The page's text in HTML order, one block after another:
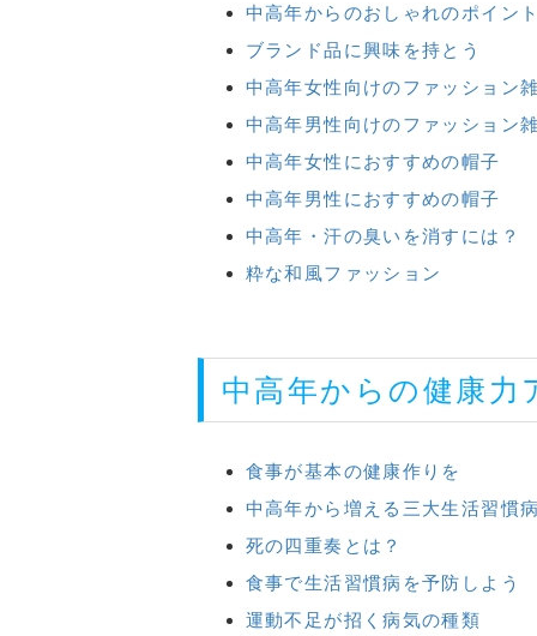
中高年からのおしゃれのポイント
ブランド品に興味を持とう
中高年女性向けのファッション
中高年男性向けのファッション
中高年女性におすすめの帽子
中高年男性におすすめの帽子
中高年・汗の臭いを消すには？
粋な和風ファッション
中高年からの健康力
食事が基本の健康作りを
中高年から増える三大生活習慣病
死の四重奏とは？
食事で生活習慣病を予防しよう
運動不足が招く病気の種類